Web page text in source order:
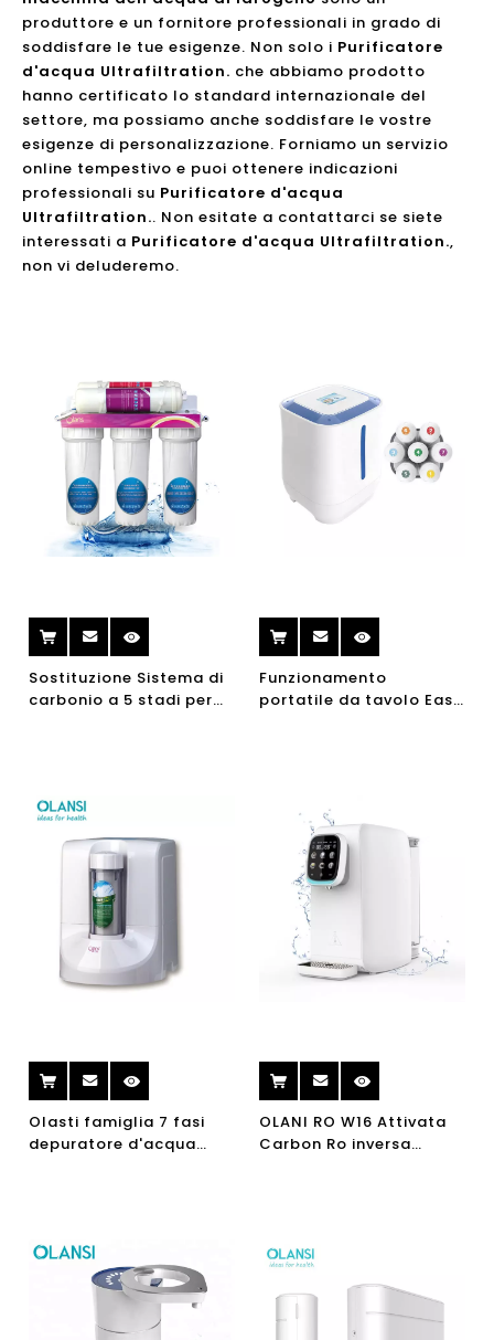
produttore e un fornitore professionali in grado di
soddisfare le tue esigenze. Non solo i Purificatore
d'acqua Ultrafiltration. che abbiamo prodotto
hanno certificato lo standard internazionale del
settore, ma possiamo anche soddisfare le vostre
esigenze di personalizzazione. Forniamo un servizio
online tempestivo e puoi ottenere indicazioni
professionali su Purificatore d'acqua
Ultrafiltration.. Non esitate a contattarci se siete
interessati a Purificatore d'acqua Ultrafiltration.,
non vi deluderemo.
Sostituzione Sistema di
carbonio a 5 stadi per
Funzionamento
portatile da tavolo Easy
Olasti famiglia 7 fasi
depuratore d'acqua
OLANI RO W16 Attivata
Carbon Ro inversa